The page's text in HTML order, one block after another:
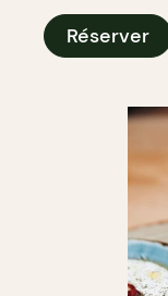
Réserver